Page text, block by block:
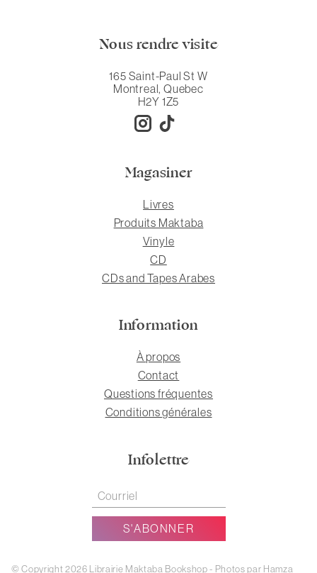
Nous rendre visite
165 Saint-Paul St W
Montreal, Quebec
H2Y 1Z5
Magasiner
Livres
Produits Maktaba
Vinyle
CD
CDs and Tapes Arabes
Information
À propos
Contact
Questions fréquentes
Conditions générales
Infolettre
© Copyright 2026 Librairie Maktaba Bookshop - Photos par Hamza